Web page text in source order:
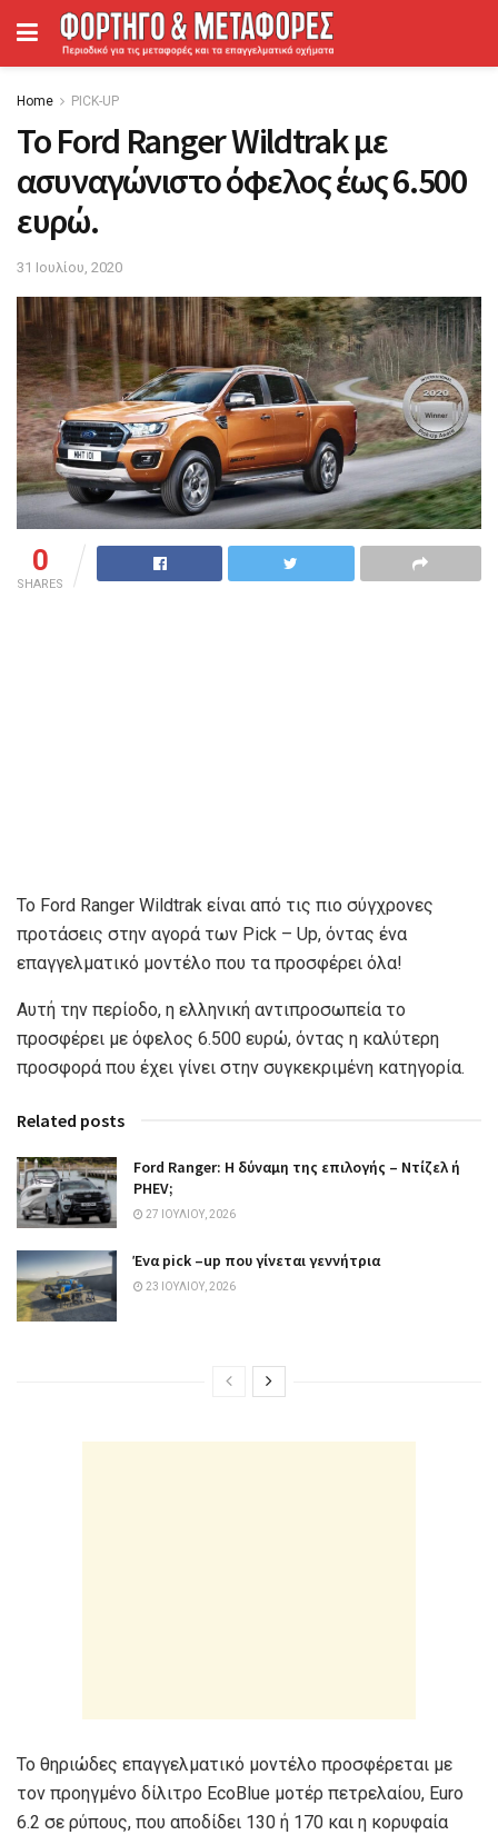
Home PICK-UP
To Ford Ranger Wildtrak με
ασυναγώνιστο όφελος έως 6.500
ευρώ.
31 Ιουλίου, 2020
0
SHARES
Το Ford Ranger Wildtrak είναι από τις πιο σύγχρονες
προτάσεις στην αγορά των Pick – Up, όντας ένα
επαγγελματικό μοντέλο που τα προσφέρει όλα!
Αυτή την περίοδο, η ελληνική αντιπροσωπεία το
προσφέρει με όφελος 6.500 ευρώ, όντας η καλύτερη
προσφορά που έχει γίνει στην συγκεκριμένη κατηγορία.
Related posts
Ford Ranger: Η δύναμη της επιλογής – Ντίζελ ή
PHEV;
27 ΙΟΥΛΊΟΥ, 2026
Ένα pick –up που γίνεται γεννήτρια
23 ΙΟΥΛΊΟΥ, 2026
Το θηριώδες επαγγελματικό μοντέλο προσφέρεται με
τον προηγμένο δίλιτρο EcoBlue μοτέρ πετρελαίου, Euro
6.2 σε ρύπους, που αποδίδει 130 ή 170 και η κορυφαία